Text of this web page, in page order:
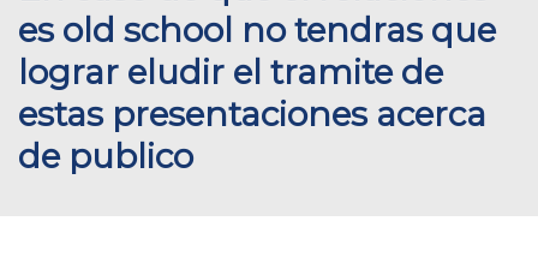
es old school no tendras que
lograr eludir el tramite de
estas presentaciones acerca
de publico